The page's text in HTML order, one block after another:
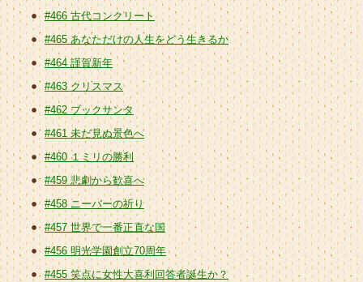
#466 古代コンクリート
#465 あなただけの人生をどう生きるか
#464 謹賀新年
#463 クリスマス
#462 ブックサンタ
#461 未だ見ぬ景色へ
#460 １ミリの勝利
#459 悲劇から歓喜へ
#458 ニーバーの祈り
#457 世界で一番正直な国
#456 明光学園創立70周年
#455 笑点に女性大喜利回答者誕生か？